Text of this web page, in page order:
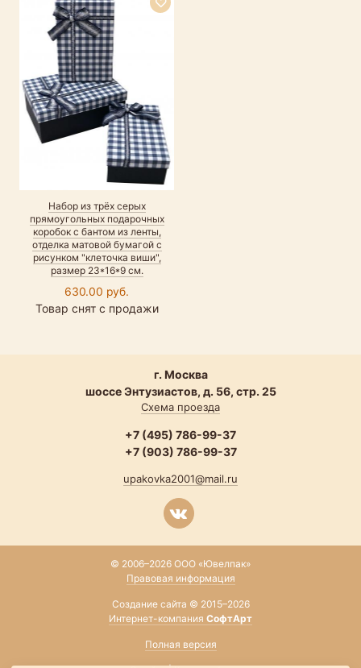
Набор из трёх серых
прямоугольных подарочных
коробок с бантом из ленты,
отделка матовой бумагой c
рисунком "клеточка виши",
размер 23*16*9 см.
630.00 руб.
Товар снят с продажи
г. Москва
шоссе Энтузиастов, д. 56, стр. 25
Схема проезда
+7 (495) 786-99-37
+7 (903) 786-99-37
upakovka2001@mail.ru
© 2006–2026 ООО «Ювелпак»
Правовая информация
Создание сайта © 2015–2026
Интернет-компания СофтАрт
Полная версия